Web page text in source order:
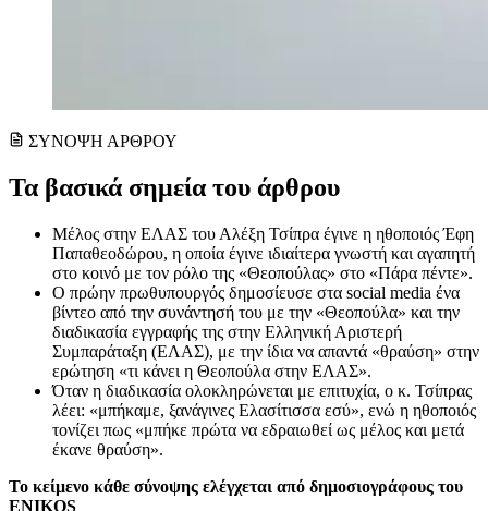
ΣΥΝΟΨΗ ΑΡΘΡΟΥ
Τα βασικά σημεία του άρθρου
Μέλος στην ΕΛΑΣ του Αλέξη Τσίπρα έγινε η ηθοποιός Έφη
Παπαθεοδώρου, η οποία έγινε ιδιαίτερα γνωστή και αγαπητή
στο κοινό με τον ρόλο της «Θεοπούλας» στο «Πάρα πέντε».
Ο πρώην πρωθυπουργός δημοσίευσε στα social media ένα
βίντεο από την συνάντησή του με την «Θεοπούλα» και την
διαδικασία εγγραφής της στην Ελληνική Αριστερή
Συμπαράταξη (ΕΛΑΣ), με την ίδια να απαντά «θραύση» στην
ερώτηση «τι κάνει η Θεοπούλα στην ΕΛΑΣ».
Όταν η διαδικασία ολοκληρώνεται με επιτυχία, ο κ. Τσίπρας
λέει: «μπήκαμε, ξανάγινες Ελασίτισσα εσύ», ενώ η ηθοποιός
τονίζει πως «μπήκε πρώτα να εδραιωθεί ως μέλος και μετά
έκανε θραύση».
Το κείμενο κάθε σύνοψης ελέγχεται από δημοσιογράφους του
ENIKOS